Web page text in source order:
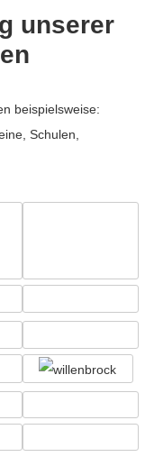
unserer
beispielsweise:
Schulen,